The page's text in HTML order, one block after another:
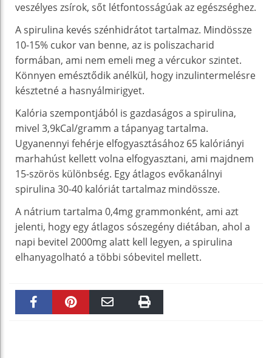
veszélyes zsírok, sőt létfontosságúak az egészséghez.
A spirulina kevés szénhidrátot tartalmaz. Mindössze
10-15% cukor van benne, az is poliszacharid
formában, ami nem emeli meg a vércukor szintet.
Könnyen emésztődik anélkül, hogy inzulintermelésre
késztetné a hasnyálmirigyet.
Kalória szempontjából is gazdaságos a spirulina,
mivel 3,9kCal/gramm a tápanyag tartalma.
Ugyanennyi fehérje elfogyasztásához 65 kalóriányi
marhahúst kellett volna elfogyasztani, ami majdnem
15-szörös különbség. Egy átlagos evőkanálnyi
spirulina 30-40 kalóriát tartalmaz mindössze.
A nátrium tartalma 0,4mg grammonként, ami azt
jelenti, hogy egy átlagos sószegény diétában, ahol a
napi bevitel 2000mg alatt kell legyen, a spirulina
elhanyagolható a többi sóbevitel mellett.